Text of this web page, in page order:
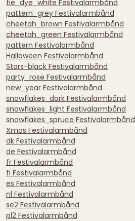
tie_dye_white Festivalarmbånd
pattern_grey Festivalarmbånd
cheetah_brown Festivalarmbånd
cheetah_green Festivalarmbånd
pattern Festivalarmbånd
Halloween Festivalarmbånd
Stars-black Festivalarmbånd
party_rose Festivalarmbånd
new_year Festivalarmbånd
snowflakes_dark Festivalarmbånd
snowflakes_light Festivalarmbånd
snowflakes_spruce Festivalarmbånd
Xmas Festivalarmbånd
dk Festivalarmbånd
de Festivalarmbånd
fr Festivalarmbånd
fi Festivalarmbånd
es Festivalarmbånd
nl Festivalarmbånd
se2 Festivalarmbånd
pl2 Festivalarmbånd